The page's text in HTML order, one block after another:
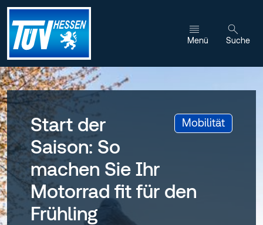
Zum Inhalt wechseln
Menü Suche
Mobilität:
Start der
Saison: So
machen Sie Ihr
Motorrad fit für den
Frühling